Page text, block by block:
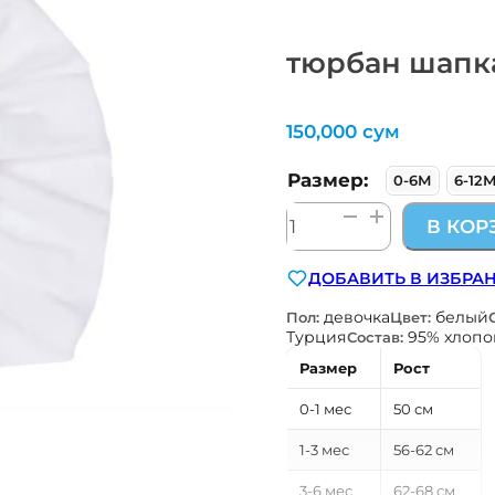
тюрбан
150,000 сум
Размер: 0-6М 6-
Количество
товара
шапка
Kitikate
В
ДОБАВИТЬ В
Пол: девочкаЦвет: белый
ТурцияСостав: 95%
Размер Рост
0-1 мес 50 см
1-3 мес 56-62 см
3-6 мес 62-68 см